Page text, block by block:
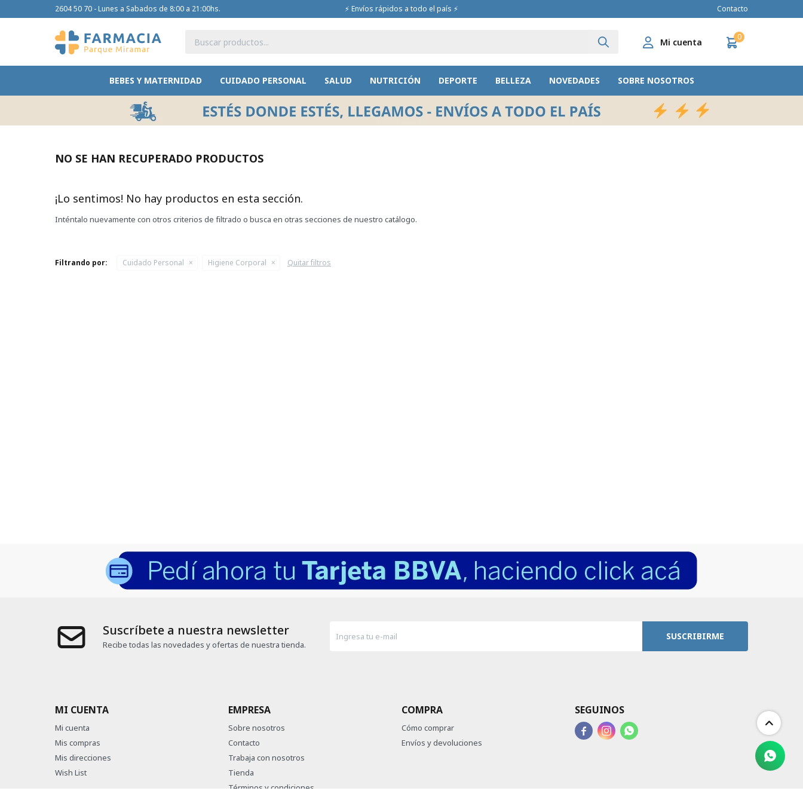
BEBES Y MATERNIDAD CUIDADO PERSONAL SALUD NUTRICIÓN DEPORTE BELLEZA NOVEDADES SOBRE NOSOTROS
0
2604 50 70 - Lunes a Sabados de 8:00 a 21:00hs. ⚡ Envíos rápidos a todo el país ⚡ Contacto
NO SE HAN RECUPERADO PRODUCTOS
¡Lo sentimos! No hay productos en esta sección.
Inténtalo nuevamente con otros criterios de filtrado o busca en otras secciones de nuestro catálogo.
Filtrando por: Cuidado Personal Higiene Corporal Quitar filtros
Suscríbete a nuestra newsletter
Recibe todas las novedades y ofertas de nuestra tienda.
SUSCRIBIRME
MI CUENTA
Mi cuenta
Mis compras
Mis direcciones
Wish List
EMPRESA
Sobre nosotros
Contacto
Trabaja con nosotros
Tienda
Términos y condiciones
COMPRA
Cómo comprar
Envíos y devoluciones
SEGUINOS
  